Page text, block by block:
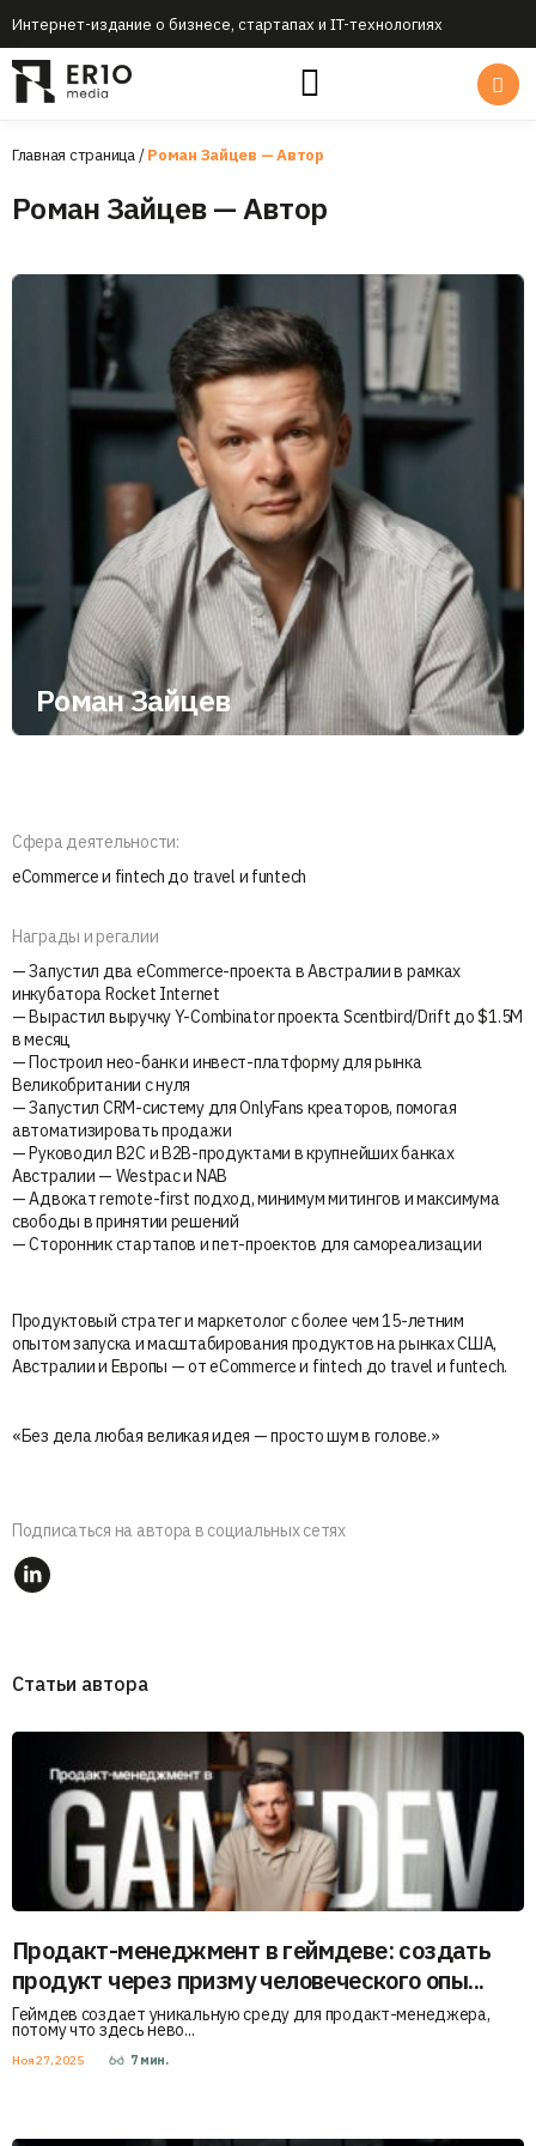
Интернет-издание о бизнесе, стартапах и IT-технологиях
Главная страница/Роман Зайцев — Автор
Роман Зайцев — Автор
Роман Зайцев
Сфера деятельности:
eCommerce и fintech до travel и funtech
Награды и регалии
— Запустил два eCommerce-проекта в Австралии в рамках
инкубатора Rocket Internet
— Вырастил выручку Y-Combinator проекта Scentbird/Drift до $1.5M
в месяц
— Построил нео-банк и инвест-платформу для рынка
Великобритании с нуля
— Запустил CRM-систему для OnlyFans креаторов, помогая
автоматизировать продажи
— Руководил B2C и B2B-продуктами в крупнейших банках
Австралии — Westpac и NAB
— Адвокат remote-first подход, минимум митингов и максимума
свободы в принятии решений
— Сторонник стартапов и пет-проектов для самореализации
Продуктовый стратег и маркетолог с более чем 15-летним
опытом запуска и масштабирования продуктов на рынках США,
Австралии и Европы — от eCommerce и fintech до travel и funtech.
«Без дела любая великая идея — просто шум в голове.»
Подписаться на автора в социальных сетях
Статьи автора
Продакт-менеджмент в геймдеве: создать
продукт через призму человеческого опы...
Геймдев создает уникальную среду для продакт-менеджера,
потому что здесь нево...
Ноя 27, 2025 7 мин.